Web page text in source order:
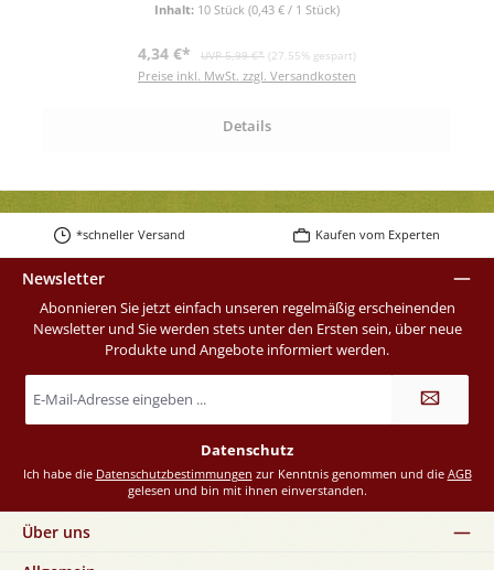
Inhalt: 10 Stück (0,43 € / 1 Stück)
Verkaufspreis:
4,34 €* Regulärer Preis:
UVP 5,99 €* (27.55% gespart)
Preise inkl. MwSt. zzgl. Versandkosten
Details
*schneller Versand Kaufen vom Experten
Newsletter
Abonnieren Sie jetzt einfach unseren regelmäßig erscheinenden
Newsletter und Sie werden stets unter den Ersten sein, über neue
Produkte und Angebote informiert werden.
E-
Mail-
Datenschutz
Ich habe die Datenschutzbestimmungen zur Kenntnis genommen und die AGB
gelesen und bin mit ihnen einverstanden.
Über uns